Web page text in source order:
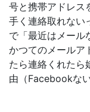
号と携帯アドレス
手く連絡取れない
で「最近はメー
かつてのメールア
たら連絡くれたら
由（Facebookな